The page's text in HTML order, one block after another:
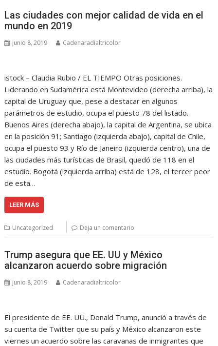
Las ciudades con mejor calidad de vida en el
mundo en 2019
junio 8, 2019 Cadenaradialtricolor
istock – Claudia Rubio / EL TIEMPO Otras posiciones.
Liderando en Sudamérica está Montevideo (derecha arriba), la
capital de Uruguay que, pese a destacar en algunos
parámetros de estudio, ocupa el puesto 78 del listado.
Buenos Aires (derecha abajo), la capital de Argentina, se ubica
en la posición 91; Santiago (izquierda abajo), capital de Chile,
ocupa el puesto 93 y Río de Janeiro (izquierda centro), una de
las ciudades más turísticas de Brasil, quedó de 118 en el
estudio. Bogotá (izquierda arriba) está de 128, el tercer peor
de esta…
LEER MÁS
Uncategorized Deja un comentario
Trump asegura que EE. UU y México
alcanzaron acuerdo sobre migración
junio 8, 2019 Cadenaradialtricolor
El presidente de EE. UU., Donald Trump, anunció a través de
su cuenta de Twitter que su país y México alcanzaron este
viernes un acuerdo sobre las caravanas de inmigrantes que